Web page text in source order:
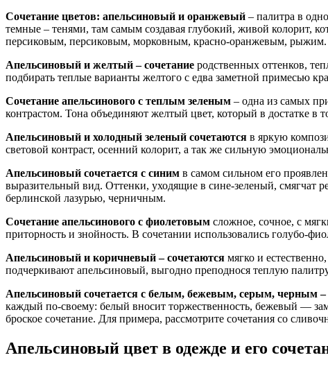
Сочетание цветов: апельсиновый и оранжевый – палитра в
темные – тенями, там самым создавая глубокий, живой колорит,
персиковым, персиковым, морковным, красно-оранжевым, рыжим.
Апельсиновый и желтый – сочетание родственных оттенков,
подбирать теплые варианты желтого с едва заметной примесью
Сочетание апельсинового с теплым зеленым – одна из самых
контрастом. Тона объединяют желтый цвет, который в достатке
Апельсиновый и холодный зеленый сочетаются в яркую
световой контраст, осенний колорит, а так же сильную
Апельсиновый сочетается с синим в самом сильном его
выразительный вид. Оттенки, уходящие в сине-зеленый, смягчат
берлинской лазурью, черничным.
Сочетание апельсинового с фиолетовым сложное, сочное, с
приторность и знойность. В сочетании использовались голубо-
Апельсиновый и коричневый – сочетаются мягко и
подчеркивают апельсиновый, выгодно преподнося теплую
Апельсиновый сочетается с белым, бежевым, серым, черным
каждый по-своему: белый вносит торжественность, бежевый —
броское сочетание. Для примера, рассмотрите сочетания со
Апельсиновый цвет в одежде и его